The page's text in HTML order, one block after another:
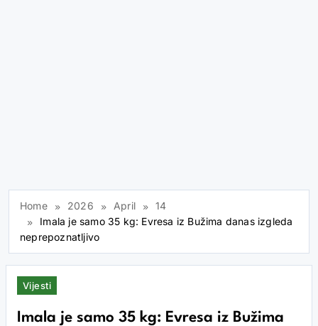
Home 2026 April
14
Imala je samo 35 kg: Evresa iz Bužima danas izgleda
neprepoznatljivo
Vijesti
Imala je samo 35 kg: Evresa iz Bužima